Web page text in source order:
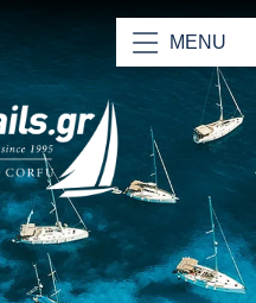
דף הבית של Ionion Sails
היאכטות שלנו
הקטמרנים שלנו
חכירת גוף
השכרת יאכטות
MENU